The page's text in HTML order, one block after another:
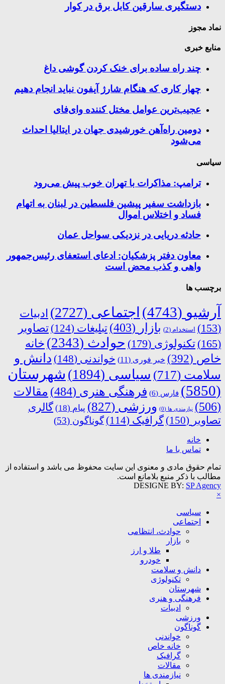
دستگیری سارقین کابل برق در کوار
نماد مجوز
منابع خبری
چند راه‌ ساده برای خنک کردن گوشی داغ
چهار کاری که هنگام شارژ آیفون نباید انجام دهیم
عجیب‌ترین عوامل مختل کننده وای‌فای
دومین راه‌آهن خورشیدی جهان در ایتالیا احداث
می‌شود
سیاسی
ترامپ: مذاکرات با تهران خوب پیش می‌رود
بازداشت سفیر پیشین فلسطین در لبنان به اتهام
فساد و اختلاس اموال
حادثه دریایی در نزدیکی سواحل عمان
معاون دفتر پزشکیان: ادعای استعفای رئیس‌جمهور
واهی و کذب محض است
برچسب ها
آرشیو (4743) اجتماعی (2727)
ادبیات
(153)
استخدام (2) بازار (403) تبلیغات (124)
تصاویر
(165)
تکنولوژی (179) حوادث (2343)
خانه
خاص (392) خبر فوری (11) خواندنی (148)
دانش و
سلامت (717) سیاسی (1894)
شهرستان
(5850)
فارس (6) فرهنگی هنری (484)
مقالات
(506)
نیازمندی ها (0) ورزشی (827) پیام (18)
گالری
تصاویر (150) گرافیک (114) گوناگون (53)
خانه
تماس با ما
تمام حقوق مادی و معنوی این سایت محفوظ می باشد و استفاده از
مطالب با ذکر منبع بلامانع است.
DESIGNE BY: SP Agency
×
سیاسی
اجتماعی
حوادث، انتظامی
بازار
طلا و ارز
خودرو
دانش و سلامت
تکنولوژی
شهرستان
فرهنگی و هنری
ادبیات
ورزشی
گوناگون
خواندنی
خانه خاص
گرافیک
مقالات
نیازمندی ها